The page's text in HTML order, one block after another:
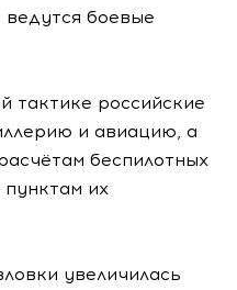
боевые
тактике российские
и авиацию, а
беспилотных
пунктам их
увеличилась